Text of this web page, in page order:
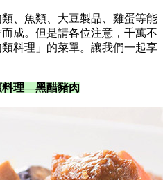
、魚類、大豆製品、雞蛋等能
成。但是請各位注意，千萬不
料理」的菜單。讓我們一起享
料理—黑醋豬肉